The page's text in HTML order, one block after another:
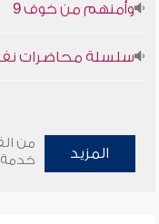
وأمنهم من خوف 9
سلسلة محاضرات نفحات
المزيد
من
خدمة